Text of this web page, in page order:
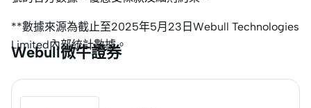
**數據來源為截止至2025年5月23日Webull Technologies
Limited內部統計數據。
Webull微牛證券